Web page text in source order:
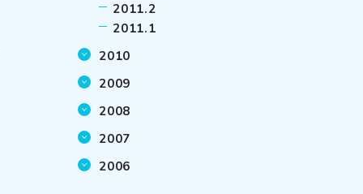
2011.2
2011.1
2010
2009
2008
2007
2006